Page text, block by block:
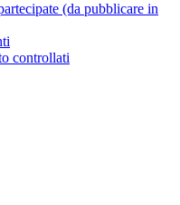
(da pubblicare in
controllati